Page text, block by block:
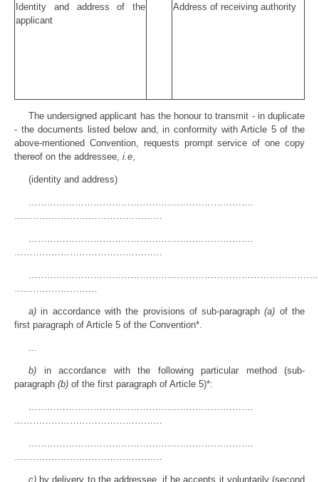
Identity and address of the
applicant
Address of receiving authority
The undersigned applicant has the honour to transmit - in duplicate
- the documents listed below and, in conformity with Article 5 of the
above-mentioned Convention, requests prompt service of one copy
thereof on the addressee, i.e
(identity and address)
a) in accordance with the provisions of sub-paragraph(a) of the
first paragraph of Article 5 of the Convention*.
b) in accordance with the following particular method (sub-
paragraph (b) of the first paragraph of Article 5)*:
c) by delivery to the addressee, if he accepts it voluntarily (second